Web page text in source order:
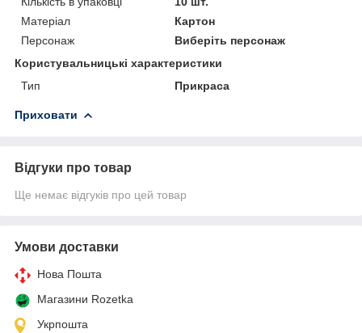
Матеріал
Картон
Персонаж
Виберіть персонаж
Користувальницькі характеристики
Тип
Прикраса
Приховати
Відгуки про товар
Ще немає відгуків про цей товар
Умови доставки
Нова Пошта
Магазини Rozetka
Укрпошта